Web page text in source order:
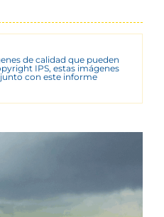
de calidad que pueden
IPS, estas imágenes
con este informe